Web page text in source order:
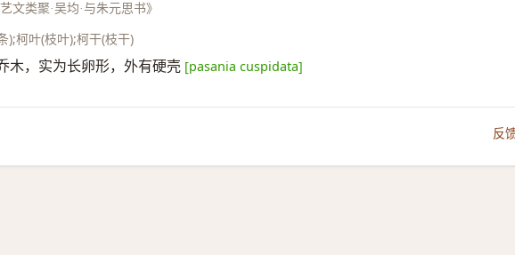
艺文类聚·吴均·与朱元思书》
);柯叶(枝叶);柯干(枝干)
木，实为长卵形，外有硬壳 [pasania cuspidata]
反